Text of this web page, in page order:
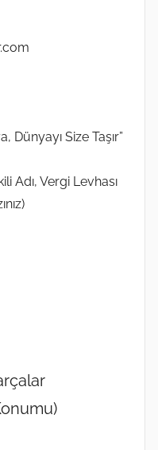
Dünyayı Size Taşır”
Adı, Vergi Levhası